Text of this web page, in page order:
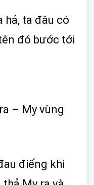
hả, ta đâu có
đó bước tới
– My vùng
điếng khi